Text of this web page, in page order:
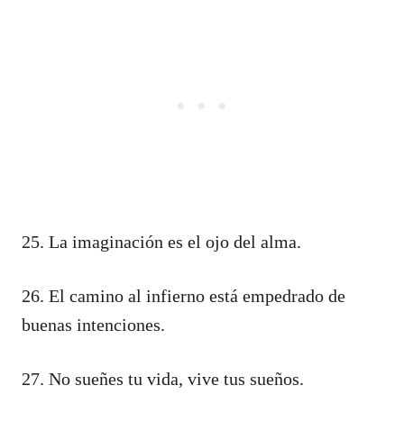
25. La imaginación es el ojo del alma.
26. El camino al infierno está empedrado de
buenas intenciones.
27. No sueñes tu vida, vive tus sueños.